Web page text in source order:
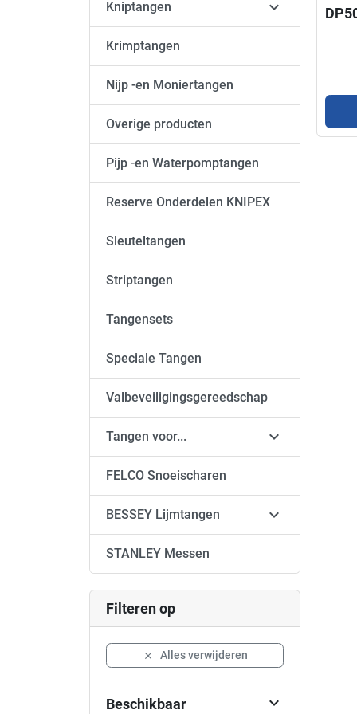
Kniptangen 
Krimptangen
Nijp -en Moniertangen
Overige producten
Pijp -en Waterpomptangen
Reserve Onderdelen KNIPEX
Sleuteltangen
Striptangen
Tangensets
Speciale Tangen
Valbeveiligingsgereedschap
Tangen voor... 
FELCO Snoeischaren
BESSEY Lijmtangen 
STANLEY Messen
Filteren op
 Alles verwijderen
Beschikbaar 